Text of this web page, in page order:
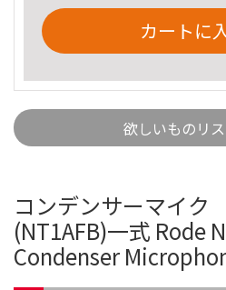
カートに
欲しいものリ
コンデンサーマイ
(NT1AFB)一式 Rode
Condenser